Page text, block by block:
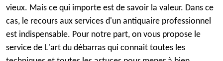
vieux. Mais ce qui importe est de savoir la valeur. Dans ce
cas, le recours aux services d'un antiquaire professionnel
est indispensable. Pour notre part, on vous propose le
service de L'art du débarras qui connait toutes les